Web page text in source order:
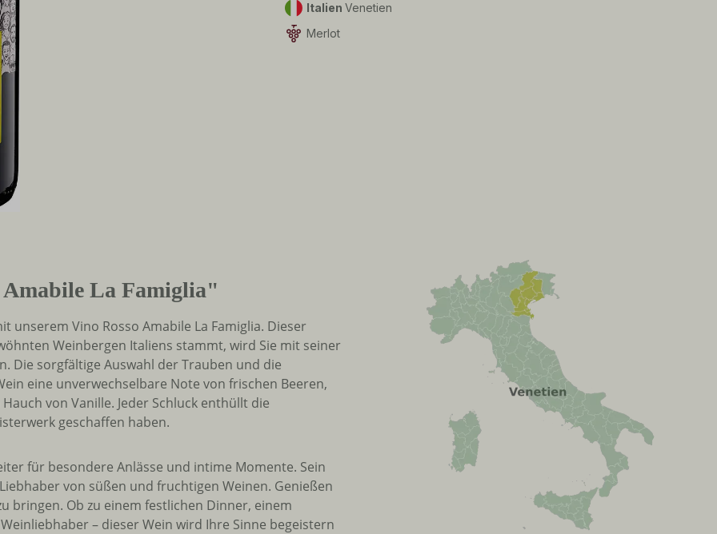
Italien Venetien
Merlot
La Famiglia"
unserem Vino Rosso Amabile La Famiglia. Dieser
Weinbergen Italiens stammt, wird Sie mit seiner
Die sorgfältige Auswahl der Trauben und die
eine unverwechselbare Note von frischen Beeren,
von Vanille. Jeder Schluck enthüllt die
geschaffen haben.
für besondere Anlässe und intime Momente. Sein
von süßen und fruchtigen Weinen. Genießen
bringen. Ob zu einem festlichen Dinner, einem
– dieser Wein wird Ihre Sinne begeistern